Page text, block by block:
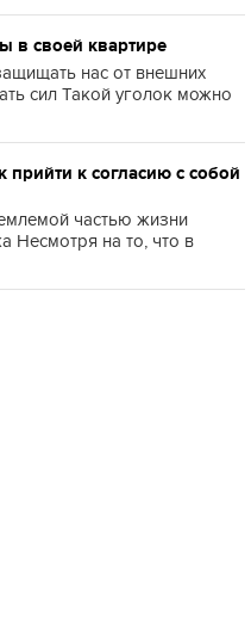
в своей квартире
нас от внешних
сил Такой уголок можно
прийти к согласию с собой
частью жизни
Несмотря на то, что в